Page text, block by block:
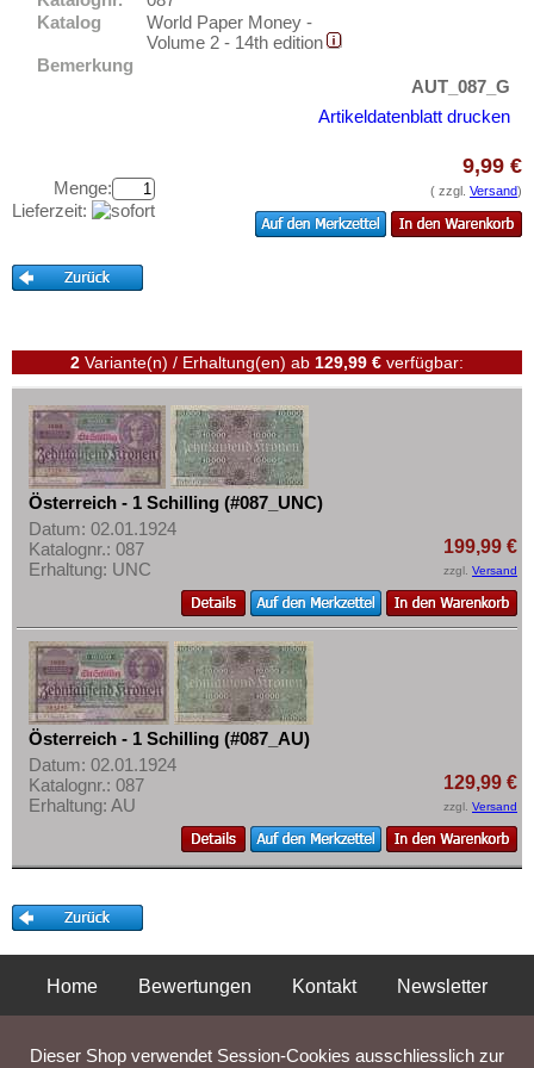
Portugal
Rumänien
San Marino
Schottland
Schweiz
Slowakei
Slowenien
Spanien
Spitzbergen
Tatarstan
Transnistrien
Tschechische Republik
Tschechoslowakei
Türkei
Ukraine
Ungarn
Vatikan
Weissrussland
Testbanknoten
Banknotenbriefe
Ihre Bewertungen
Ankauf
Erhaltungsgrade
Gratisbanknoten
FAQ
Mehr über...
Zahlungsbedingungen
Privatsphäre und Datenschutz
Widerrufsbelehrung
Liefer- und Versandkosten
AGB
Impressum
Katalog
World Paper Money -
Volume 2 - 14th edition
Bemerkung
AUT_087_G
Artikeldatenblatt drucken
Menge:
Lieferzeit:
9,99 €
( zzgl. Versand)
2 Variante(n) / Erhaltung(en) ab 129,99 € verfügbar:
Österreich - 1 Schilling (#087_UNC)
Datum: 02.01.1924
Katalognr.: 087
Erhaltung: UNC
199,99 €
zzgl. Versand
Österreich - 1 Schilling (#087_AU)
Datum: 02.01.1924
Katalognr.: 087
Erhaltung: AU
129,99 €
zzgl. Versand
Home Bewertungen Kontakt
Newsletter
Dieser Shop verwendet Session-Cookies ausschliesslich zur